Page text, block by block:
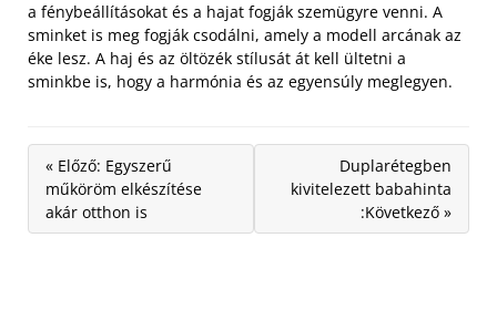
a fénybeállításokat és a hajat fogják szemügyre venni. A
sminket is meg fogják csodálni, amely a modell arcának az
éke lesz. A haj és az öltözék stílusát át kell ültetni a
sminkbe is, hogy a harmónia és az egyensúly meglegyen.
« Előző: Egyszerű
műköröm elkészítése
akár otthon is
Duplarétegben
kivitelezett babahinta
:Következő »